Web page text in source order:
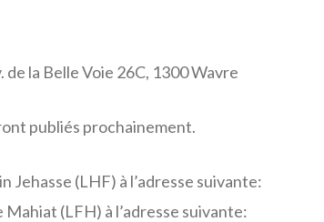
de la Belle Voie 26C, 1300 Wavre
publiés prochainement.
(LHF) à l’adresse suivante:
Mahiat (LFH) à l’adresse suivante: